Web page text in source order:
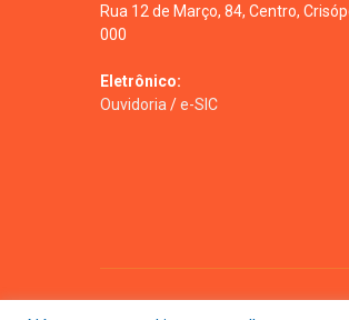
Rua 12 de Março, 84, Centro,
000
Eletrônico:
Ouvidoria /e-SIC